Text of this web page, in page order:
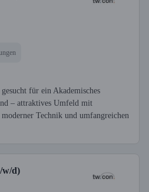
für ein Akademisches
– attraktives Umfeld mit
Technik und umfangreichen
w/d)